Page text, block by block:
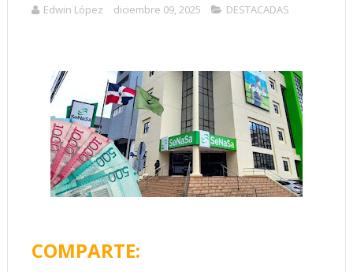
Edwin López diciembre 09, 2025 DESTACADAS
COMPARTE: